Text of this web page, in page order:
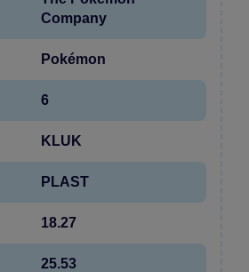
Company
Pokémon
6
KLUK
PLAST
18.27
25.53